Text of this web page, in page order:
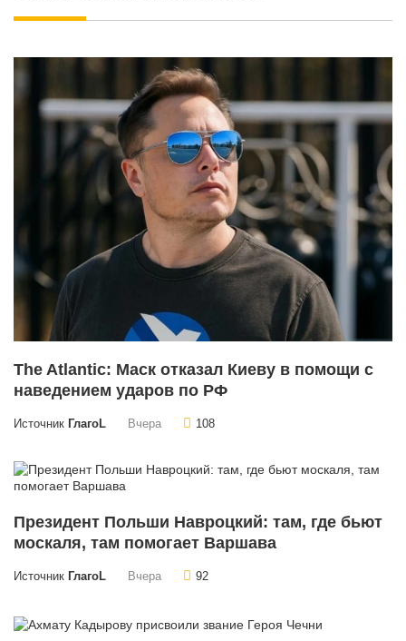
The Atlantic: Маск отказал Киеву в помощи с
наведением ударов по РФ
Источник ГлагоL Вчера 108
Президент Польши Навроцкий: там, где бьют
москаля, там помогает Варшава
Источник ГлагоL Вчера 92